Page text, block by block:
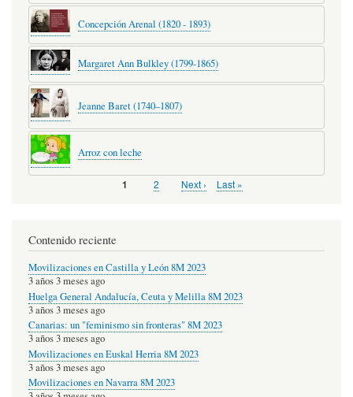
Concepción Arenal (1820 - 1893)
Margaret Ann Bulkley (1799-1865)
Jeanne Baret (1740–1807)
Arroz con leche
Página
1 Page
2
Next
Next ›
Last
Last »
Contenido reciente
Movilizaciones en Castilla y León 8M 2023
3 años 3 meses ago
Huelga General Andalucía, Ceuta y Melilla 8M 2023
3 años 3 meses ago
Canarias: un "feminismo sin fronteras" 8M 2023
3 años 3 meses ago
Movilizaciones en Euskal Herria 8M 2023
3 años 3 meses ago
Movilizaciones en Navarra 8M 2023